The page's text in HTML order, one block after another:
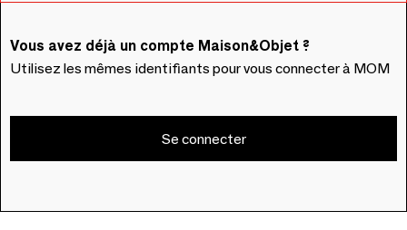
Vous avez déjà un compte Maison&Objet ?
Utilisez les mêmes identifiants pour vous connecter à MOM
Se connecter